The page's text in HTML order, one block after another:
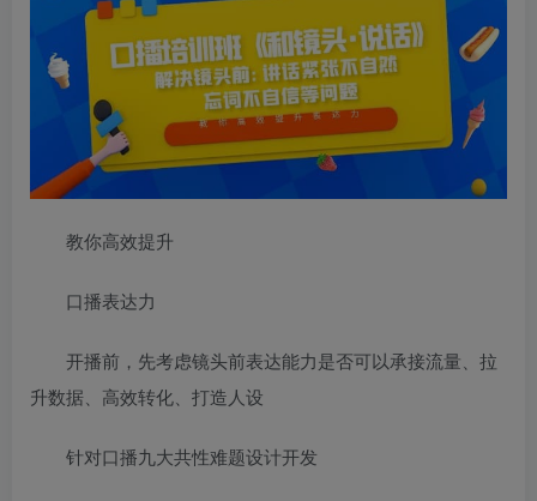
教你高效提升
口播表达力
开播前，先考虑镜头前表达能力是否可以承接流量、拉
升数据、高效转化、打造人设
针对口播九大共性难题设计开发